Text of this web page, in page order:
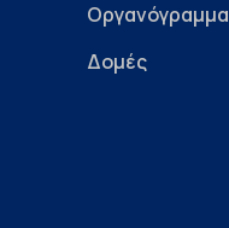
Οργανόγραμμα
Δομές